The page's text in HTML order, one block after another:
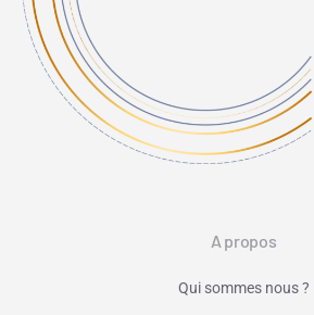
A propos
Qui sommes nous ?